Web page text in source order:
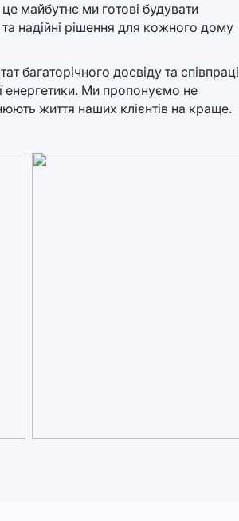
майбутнє ми готові будувати
надійні рішення для кожного дому
багаторічного досвіду та співпраці
енергетики. Ми пропонуємо не
життя наших клієнтів на краще.